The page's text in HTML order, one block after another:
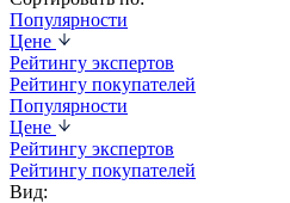
Популярности
Цене
Рейтингу экспертов
Рейтингу покупателей
Популярности
Цене
Рейтингу экспертов
Рейтингу покупателей
Вид: